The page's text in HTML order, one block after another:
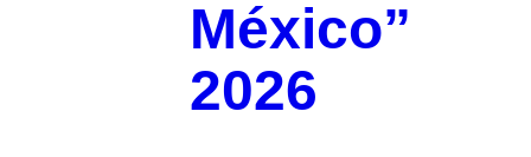
México”
2026